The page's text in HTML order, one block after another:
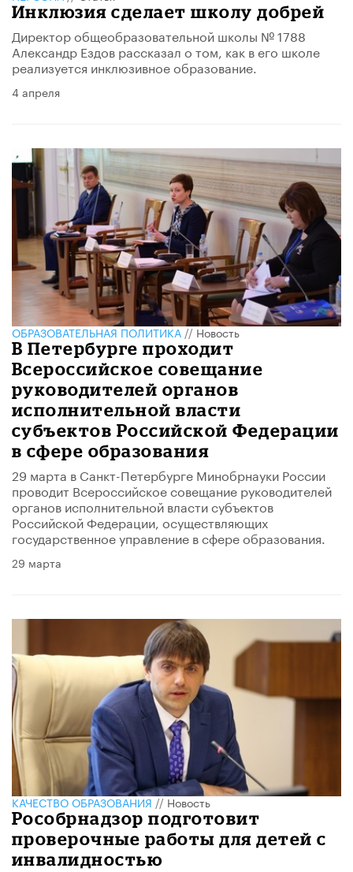
Инклюзия сделает школу добрей
Директор общеобразовательной школы № 1788
Александр Ездов рассказал о том, как в его школе
реализуется инклюзивное образование.
4 апреля
ОБРАЗОВАТЕЛЬНАЯ ПОЛИТИКА//Новость
В Петербурге проходит
Всероссийское совещание
руководителей органов
исполнительной власти
субъектов Российской Федерации
в сфере образования
29 марта в Санкт-Петербурге Минобрнауки России
проводит Всероссийское совещание руководителей
органов исполнительной власти субъектов
Российской Федерации, осуществляющих
государственное управление в сфере образования.
29 марта
КАЧЕСТВО ОБРАЗОВАНИЯ//Новость
Рособрнадзор подготовит
проверочные работы для детей с
инвалидностью